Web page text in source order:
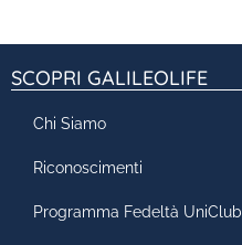
SCOPRI GALILEOLIFE
Chi Siamo
Riconoscimenti
Programma Fedeltà UniClub